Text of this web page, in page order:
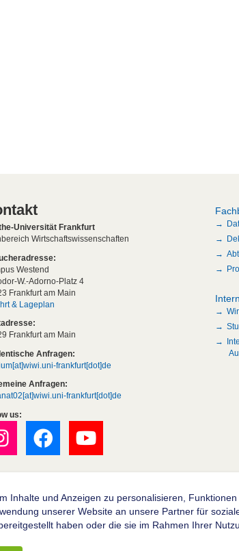
Universität Frankfurt
Wirtschaftswissenschaften
Westend
W.-Adorno-Platz 4
Frankfurt am Main
& Lageplan
Frankfurt am Main
Anfragen:
frankfurt[dot]de
Anfragen:
frankfurt[dot]de
us:
Inhalte und Anzeigen zu personalisieren,
unserer Website an unsere Partner für
haben oder die sie im Rahmen Ihrer